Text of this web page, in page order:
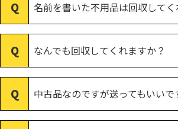
名前を書いた不用品は回収してく
なんでも回収してくれますか？
中古品なのですが送ってもいいで